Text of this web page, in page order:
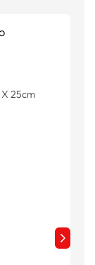
25cm